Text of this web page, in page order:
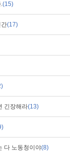
(15)
간(17)
긴장해라(13)
다 노동청이야(8)